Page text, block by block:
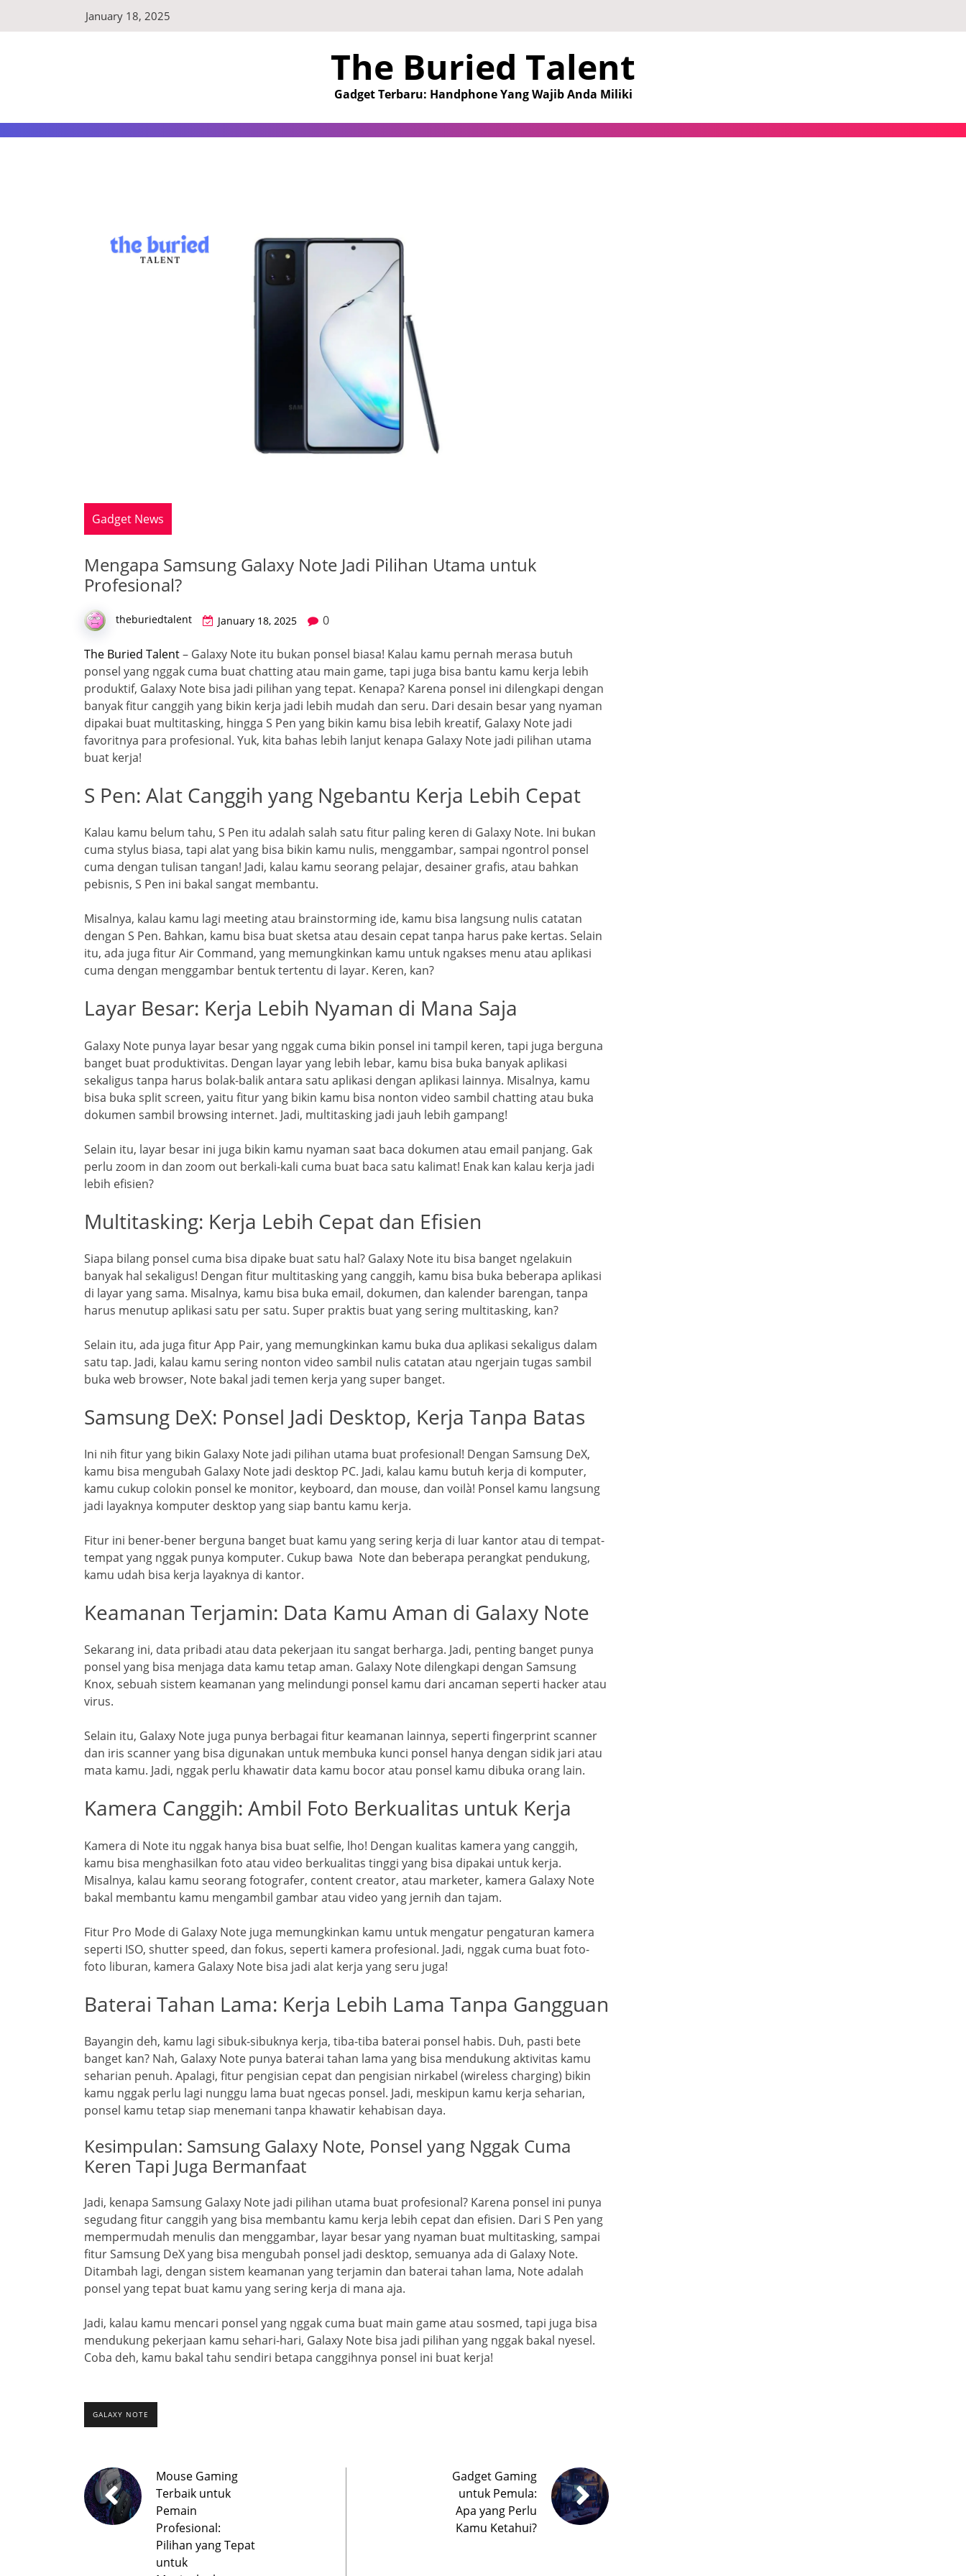
January 18, 2025
The Buried Talent
Gadget Terbaru: Handphone Yang Wajib Anda Miliki
Gadget News
Mengapa Samsung Galaxy Note Jadi Pilihan Utama untuk
Profesional?
theburiedtalent January 18, 2025 0
The Buried Talent– Galaxy Note itu bukan ponsel biasa! Kalau kamu pernah merasa butuh
ponsel yang nggak cuma buat chatting atau main game, tapi juga bisa bantu kamu kerja lebih
produktif, Galaxy Note bisa jadi pilihan yang tepat. Kenapa? Karena ponsel ini dilengkapi dengan
banyak fitur canggih yang bikin kerja jadi lebih mudah dan seru. Dari desain besar yang nyaman
dipakai buat multitasking, hingga S Pen yang bikin kamu bisa lebih kreatif, Galaxy Note jadi
favoritnya para profesional. Yuk, kita bahas lebih lanjut kenapa Galaxy Note jadi pilihan utama
buat kerja!
S Pen: Alat Canggih yang Ngebantu Kerja Lebih Cepat
Kalau kamu belum tahu, S Pen itu adalah salah satu fitur paling keren di Galaxy Note. Ini bukan
cuma stylus biasa, tapi alat yang bisa bikin kamu nulis, menggambar, sampai ngontrol ponsel
cuma dengan tulisan tangan! Jadi, kalau kamu seorang pelajar, desainer grafis, atau bahkan
pebisnis, S Pen ini bakal sangat membantu.
Misalnya, kalau kamu lagi meeting atau brainstorming ide, kamu bisa langsung nulis catatan
dengan S Pen. Bahkan, kamu bisa buat sketsa atau desain cepat tanpa harus pake kertas. Selain
itu, ada juga fitur Air Command, yang memungkinkan kamu untuk ngakses menu atau aplikasi
cuma dengan menggambar bentuk tertentu di layar. Keren, kan?
Layar Besar: Kerja Lebih Nyaman di Mana Saja
Galaxy Note punya layar besar yang nggak cuma bikin ponsel ini tampil keren, tapi juga berguna
banget buat produktivitas. Dengan layar yang lebih lebar, kamu bisa buka banyak aplikasi
sekaligus tanpa harus bolak-balik antara satu aplikasi dengan aplikasi lainnya. Misalnya, kamu
bisa buka split screen, yaitu fitur yang bikin kamu bisa nonton video sambil chatting atau buka
dokumen sambil browsing internet. Jadi, multitasking jadi jauh lebih gampang!
Selain itu, layar besar ini juga bikin kamu nyaman saat baca dokumen atau email panjang. Gak
perlu zoom in dan zoom out berkali-kali cuma buat baca satu kalimat! Enak kan kalau kerja jadi
lebih efisien?
Multitasking: Kerja Lebih Cepat dan Efisien
Siapa bilang ponsel cuma bisa dipake buat satu hal? Galaxy Note itu bisa banget ngelakuin
banyak hal sekaligus! Dengan fitur multitasking yang canggih, kamu bisa buka beberapa aplikasi
di layar yang sama. Misalnya, kamu bisa buka email, dokumen, dan kalender barengan, tanpa
harus menutup aplikasi satu per satu. Super praktis buat yang sering multitasking, kan?
Selain itu, ada juga fitur App Pair, yang memungkinkan kamu buka dua aplikasi sekaligus dalam
satu tap. Jadi, kalau kamu sering nonton video sambil nulis catatan atau ngerjain tugas sambil
buka web browser, Note bakal jadi temen kerja yang super banget.
Samsung DeX: Ponsel Jadi Desktop, Kerja Tanpa Batas
Ini nih fitur yang bikin Galaxy Note jadi pilihan utama buat profesional! Dengan Samsung DeX,
kamu bisa mengubah Galaxy Note jadi desktop PC. Jadi, kalau kamu butuh kerja di komputer,
kamu cukup colokin ponsel ke monitor, keyboard, dan mouse, dan voilà! Ponsel kamu langsung
jadi layaknya komputer desktop yang siap bantu kamu kerja.
Fitur ini bener-bener berguna banget buat kamu yang sering kerja di luar kantor atau di tempat-
tempat yang nggak punya komputer. Cukup bawa Note dan beberapa perangkat pendukung,
kamu udah bisa kerja layaknya di kantor.
Keamanan Terjamin: Data Kamu Aman di Galaxy Note
Sekarang ini, data pribadi atau data pekerjaan itu sangat berharga. Jadi, penting banget punya
ponsel yang bisa menjaga data kamu tetap aman. Galaxy Note dilengkapi dengan Samsung
Knox, sebuah sistem keamanan yang melindungi ponsel kamu dari ancaman seperti hacker atau
virus.
Selain itu, Galaxy Note juga punya berbagai fitur keamanan lainnya, seperti fingerprint scanner
dan iris scanner yang bisa digunakan untuk membuka kunci ponsel hanya dengan sidik jari atau
mata kamu. Jadi, nggak perlu khawatir data kamu bocor atau ponsel kamu dibuka orang lain.
Kamera Canggih: Ambil Foto Berkualitas untuk Kerja
Kamera di Note itu nggak hanya bisa buat selfie, lho! Dengan kualitas kamera yang canggih,
kamu bisa menghasilkan foto atau video berkualitas tinggi yang bisa dipakai untuk kerja.
Misalnya, kalau kamu seorang fotografer, content creator, atau marketer, kamera Galaxy Note
bakal membantu kamu mengambil gambar atau video yang jernih dan tajam.
Fitur Pro Mode di Galaxy Note juga memungkinkan kamu untuk mengatur pengaturan kamera
seperti ISO, shutter speed, dan fokus, seperti kamera profesional. Jadi, nggak cuma buat foto-
foto liburan, kamera Galaxy Note bisa jadi alat kerja yang seru juga!
Baterai Tahan Lama: Kerja Lebih Lama Tanpa Gangguan
Bayangin deh, kamu lagi sibuk-sibuknya kerja, tiba-tiba baterai ponsel habis. Duh, pasti bete
banget kan? Nah, Galaxy Note punya baterai tahan lama yang bisa mendukung aktivitas kamu
seharian penuh. Apalagi, fitur pengisian cepat dan pengisian nirkabel (wireless charging) bikin
kamu nggak perlu lagi nunggu lama buat ngecas ponsel. Jadi, meskipun kamu kerja seharian,
ponsel kamu tetap siap menemani tanpa khawatir kehabisan daya.
Kesimpulan: Samsung Galaxy Note, Ponsel yang Nggak Cuma
Keren Tapi Juga Bermanfaat
Jadi, kenapa Samsung Galaxy Note jadi pilihan utama buat profesional? Karena ponsel ini punya
segudang fitur canggih yang bisa membantu kamu kerja lebih cepat dan efisien. Dari S Pen yang
mempermudah menulis dan menggambar, layar besar yang nyaman buat multitasking, sampai
fitur Samsung DeX yang bisa mengubah ponsel jadi desktop, semuanya ada di Galaxy Note.
Ditambah lagi, dengan sistem keamanan yang terjamin dan baterai tahan lama, Note adalah
ponsel yang tepat buat kamu yang sering kerja di mana aja.
Jadi, kalau kamu mencari ponsel yang nggak cuma buat main game atau sosmed, tapi juga bisa
mendukung pekerjaan kamu sehari-hari, Galaxy Note bisa jadi pilihan yang nggak bakal nyesel.
Coba deh, kamu bakal tahu sendiri betapa canggihnya ponsel ini buat kerja!
GALAXY NOTE
Mouse Gaming
Terbaik untuk
Pemain
Profesional:
Pilihan yang Tepat
untuk
Gadget Gaming
untuk Pemula:
Apa yang Perlu
Kamu Ketahui?